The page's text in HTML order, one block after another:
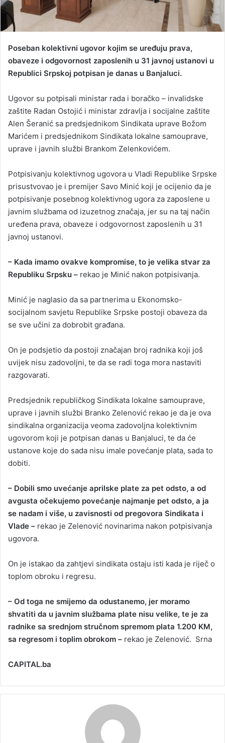
Poseban kolektivni ugovor kojim se uređuju prava,
obaveze i odgovornost zaposlenih u 31 javnoj ustanovi u
Republici Srpskoj potpisan je danas u Banjaluci.
Ugovor su potpisali ministar rada i boračko – invalidske
zaštite Radan Ostojić i ministar zdravlja i socijalne zaštite
Alen Šeranić sa predsjednikom Sindikata uprave Božom
Marićem i predsjednikom Sindikata lokalne samouprave,
uprave i javnih službi Brankom Zelenkovićem.
Potpisivanju kolektivnog ugovora u Vladi Republike Srpske
prisustvovao je i premijer Savo Minić koji je ocijenio da je
potpisivanje posebnog kolektivnog ugora za zaposlene u
javnim službama od izuzetnog značaja, jer su na taj način
uređena prava, obaveze i odgovornost zaposlenih u 31
javnoj ustanovi.
– Kada imamo ovakve kompromise, to je velika stvar za
Republiku Srpsku – rekao je Minić nakon potpisivanja.
Minić je naglasio da sa partnerima u Ekonomsko-
socijalnom savjetu Republike Srpske postoji obaveza da
se sve učini za dobrobit građana.
On je podsjetio da postoji značajan broj radnika koji još
uvijek nisu zadovoljni, te da se radi toga mora nastaviti
razgovarati.
Predsjednik republičkog Sindikata lokalne samouprave,
uprave i javnih službi Branko Zelenović rekao je da je ova
sindikalna organizacija veoma zadovoljna kolektivnim
ugovorom koji je potpisan danas u Banjaluci, te da će
ustanove koje do sada nisu imale povećanje plata, sada to
dobiti.
– Dobili smo uvećanje aprilske plate za pet odsto, a od
avgusta očekujemo povećanje najmanje pet odsto, a ja
se nadam i više, u zavisnosti od pregovora Sindikata i
Vlade – rekao je Zelenović novinarima nakon potpisivanja
ugovora.
On je istakao da zahtjevi sindikata ostaju isti kada je riječ o
toplom obroku i regresu.
– Od toga ne smijemo da odustanemo, jer moramo
shvatiti da u javnim službama plate nisu velike, te je za
radnike sa srednjom stručnom spremom plata 1.200 KM,
sa regresom i toplim obrokom – rekao je Zelenović. Srna
CAPITAL.ba